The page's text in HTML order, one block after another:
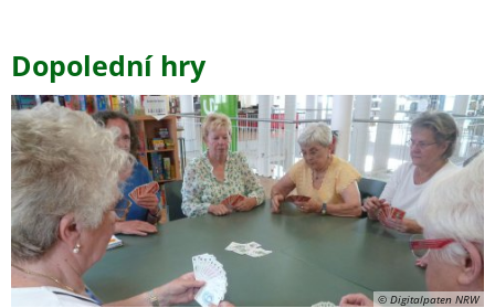
Dopolední
hry
Dopolední hry
© Digitalpaten NRW